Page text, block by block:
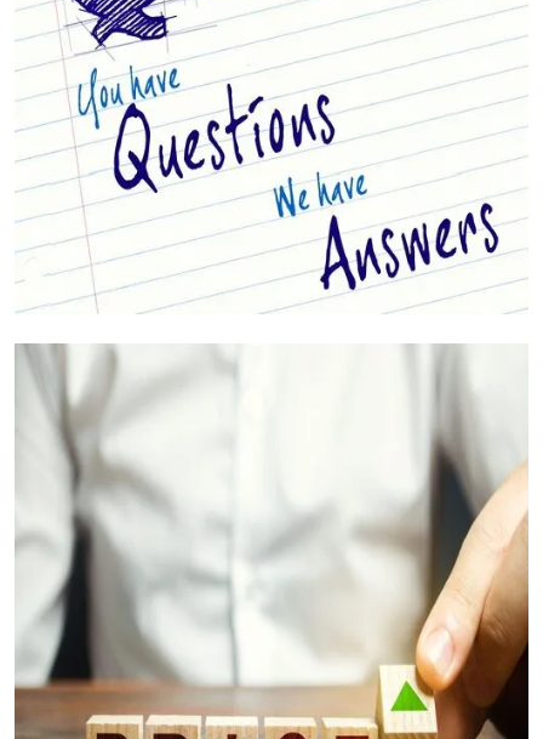
Ваши вопросы, на которые мы ответим
(Часто задаваемые вопросы)